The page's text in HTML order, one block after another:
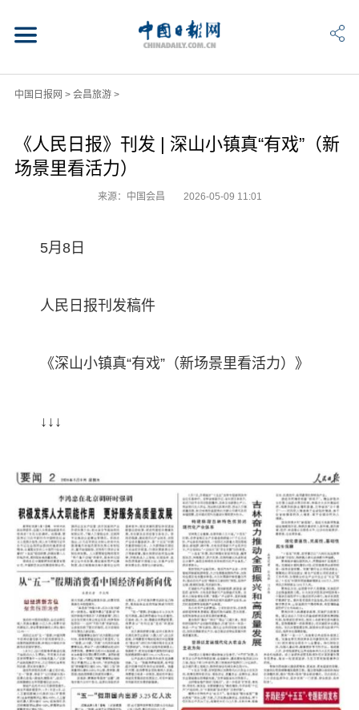
中国日报网 > 会昌旅游>
《人民日报》刊发 | 深山小镇真“有戏”（新
场景里看活力）
来源：中国会昌 2026-05-09 11:01
5月8日
人民日报刊发稿件
《深山小镇真“有戏”（新场景里看活力）》
↓↓↓